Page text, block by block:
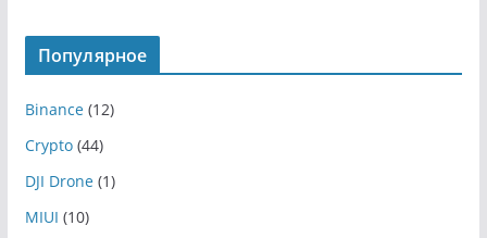
Популярное
Binance(12)
Crypto(44)
DJI Drone(1)
MIUI (10)